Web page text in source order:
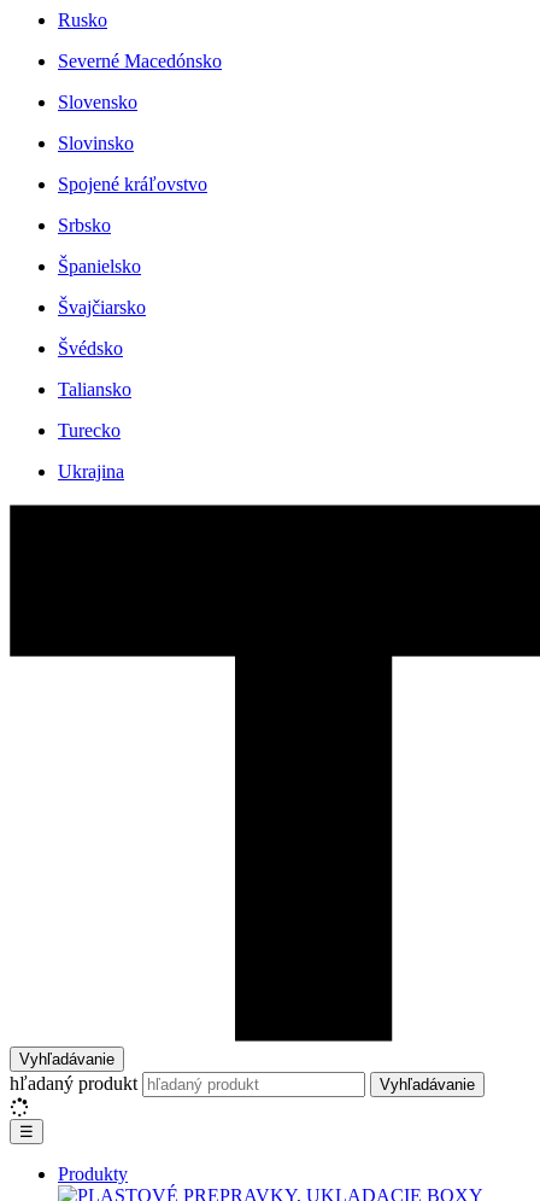
Rusko
Severné Macedónsko
Slovensko
Slovinsko
Spojené kráľovstvo
Srbsko
Španielsko
Švajčiarsko
Švédsko
Taliansko
Turecko
Ukrajina
Vyhľadávanie
hľadaný produkt Vyhľadávanie
☰
Produkty